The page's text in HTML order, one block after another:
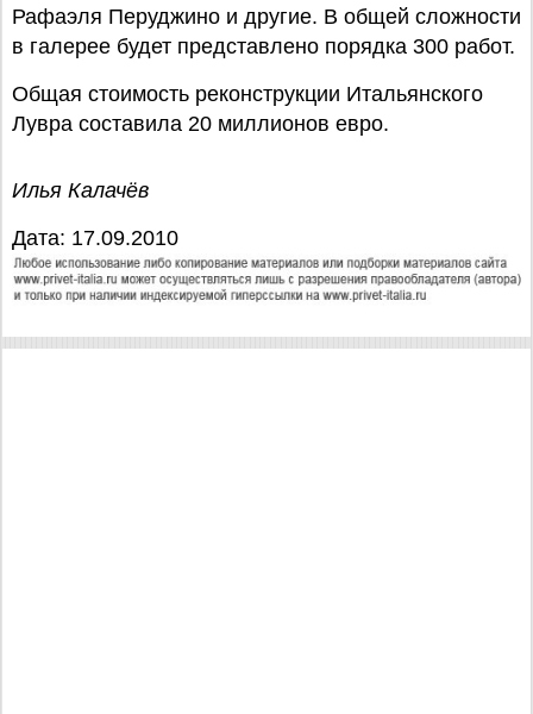
Рафаэля Перуджино и другие. В общей сложности
в галерее будет представлено порядка 300 работ.
Общая стоимость реконструкции Итальянского
Лувра составила 20 миллионов евро.
Илья Калачёв
Дата: 17.09.2010